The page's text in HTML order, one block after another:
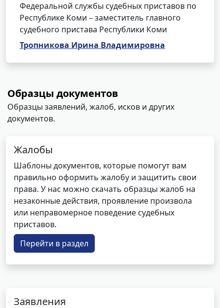
Федеральной службы судебных приставов по
Республике Коми – заместитель главного
судебного пристава Республики Коми
Тропникова Ирина Владимировна
Образцы документов
Образцы заявлений, жалоб, исков и других
документов.
Жалобы
Шаблоны документов, которые помогут вам
правильно оформить жалобу и защитить свои
права. У нас можно скачать образцы жалоб на
незаконные действия, проявление произвола
или неправомерное поведение судебных
приставов.
Перейти в раздел
Заявления